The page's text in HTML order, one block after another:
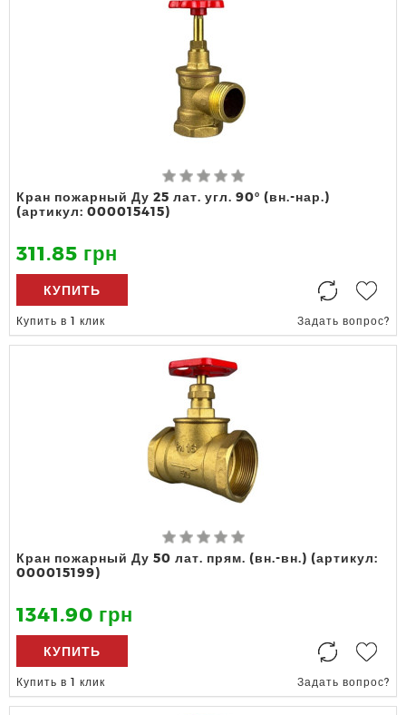
Кран пожарный Ду 25 лат. угл. 90º (вн.-нар.)
(артикул: 000015415)
311.85 грн
КУПИТЬ
Купить в 1 клик Задать вопрос?
Кран пожарный Ду 50 лат. прям. (вн.-вн.) (артикул:
000015199)
1341.90 грн
КУПИТЬ
Купить в 1 клик Задать вопрос?